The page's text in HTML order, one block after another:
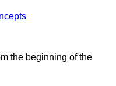
the beginning of the